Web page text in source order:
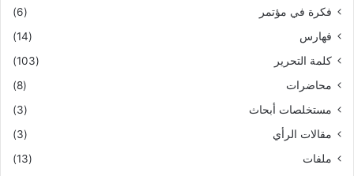
فكرة في مؤتمر
(6)
فهارس
(14)
كلمة التحرير
(103)
محاضرات
(8)
مستخلصات أبحاث
(3)
مقالات الرأي
(3)
ملفات
(13)